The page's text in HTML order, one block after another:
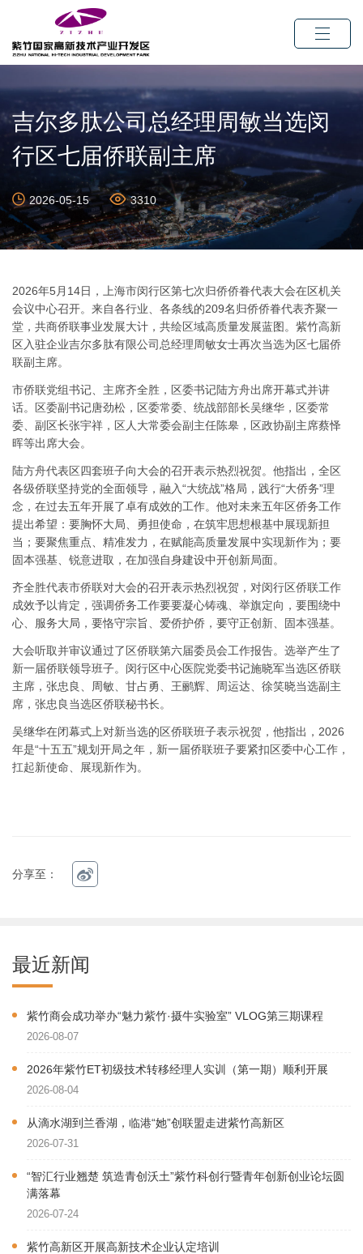
吉尔多肽公司总经理周敏当选闵
行区七届侨联副主席
2026-05-15 3310
2026年5月14日，上海市闵行区第七次归侨侨眷代表大会在区机关
会议中心召开。来自各行业、各条线的209名归侨侨眷代表齐聚一
堂，共商侨联事业发展大计，共绘区域高质量发展蓝图。紫竹高新
区入驻企业吉尔多肽有限公司总经理周敏女士再次当选为区七届侨
联副主席。
市侨联党组书记、主席齐全胜，区委书记陆方舟出席开幕式并讲
话。区委副书记唐劲松，区委常委、统战部部长吴继华，区委常
委、副区长张宇祥，区人大常委会副主任陈皋，区政协副主席蔡怿
晖等出席大会。
陆方舟代表区四套班子向大会的召开表示热烈祝贺。他指出，全区
各级侨联坚持党的全面领导，融入“大统战”格局，践行“大侨务”理
念，在过去五年开展了卓有成效的工作。他对未来五年区侨务工作
提出希望：要胸怀大局、勇担使命，在筑牢思想根基中展现新担
当；要聚焦重点、精准发力，在赋能高质量发展中实现新作为；要
固本强基、锐意进取，在加强自身建设中开创新局面。
齐全胜代表市侨联对大会的召开表示热烈祝贺，对闵行区侨联工作
成效予以肯定，强调侨务工作要要凝心铸魂、举旗定向，要围绕中
心、服务大局，要恪守宗旨、爱侨护侨，要守正创新、固本强基。
大会听取并审议通过了区侨联第六届委员会工作报告。选举产生了
新一届侨联领导班子。闵行区中心医院党委书记施晓军当选区侨联
主席，张忠良、周敏、甘占勇、王鹂辉、周运达、徐笑晓当选副主
席，张忠良当选区侨联秘书长。
吴继华在闭幕式上对新当选的区侨联班子表示祝贺，他指出，2026
年是“十五五”规划开局之年，新一届侨联班子要紧扣区委中心工作，
扛起新使命、展现新作为。
分享至：
最近新闻
紫竹商会成功举办“魅力紫竹·摄牛实验室” VLOG第三期课程
2026-08-07
2026年紫竹ET初级技术转移经理人实训（第一期）顺利开展
2026-08-04
从滴水湖到兰香湖，临港“她”创联盟走进紫竹高新区
2026-07-31
“智汇行业翘楚 筑造青创沃土”紫竹科创行暨青年创新创业论坛圆
满落幕
2026-07-24
紫竹高新区开展高新技术企业认定培训